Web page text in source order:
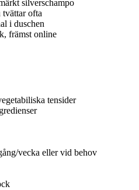
silverschampo
ofta
i duschen
främst online
tensider
vecka eller vid behov